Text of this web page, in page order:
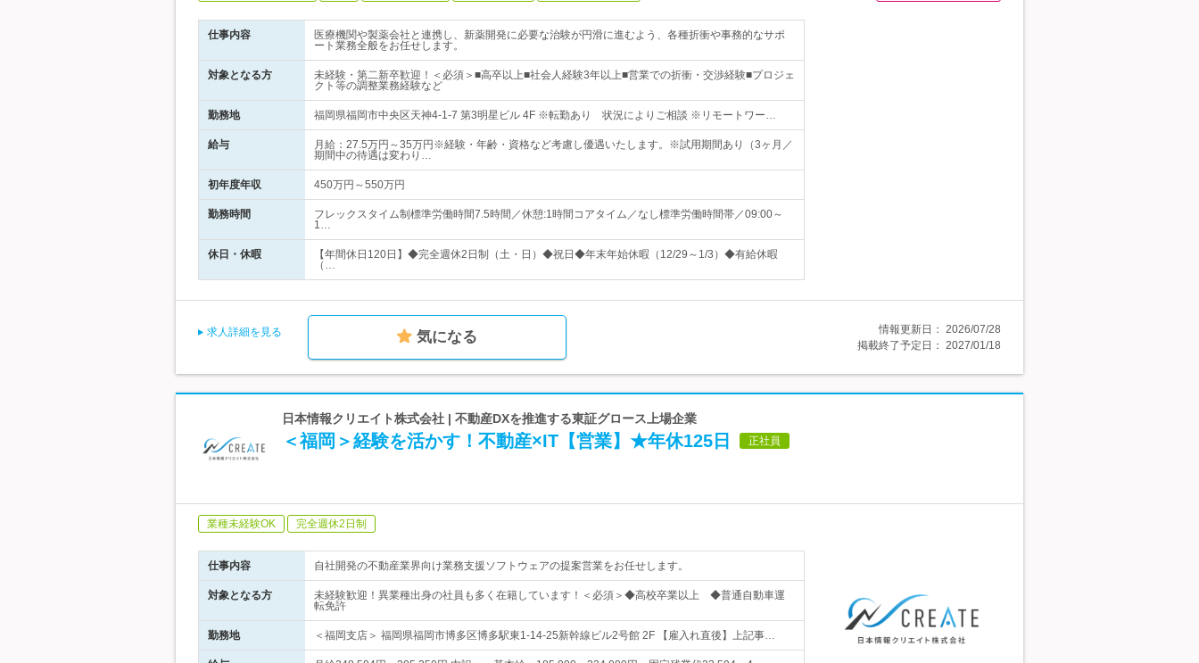
仕事内容
医療機関や製薬会社と連携し、新薬開発に必要な治験が円滑に進むよう、各種折衝や事務的なサポ
ート業務全般をお任せします。
対象となる方
未経験・第二新卒歓迎！＜必須＞■高卒以上■社会人経験3年以上■営業での折衝・交渉経験■プロジェ
クト等の調整業務経験など
勤務地 福岡県福岡市中央区天神4-1-7 第3明星ビル 4F ※転勤あり 状況によりご相談 ※リモートワー…
給与
月給：27.5万円～35万円※経験・年齢・資格など考慮し優遇いたします。※試用期間あり（3ヶ月／
期間中の待遇は変わり…
初年度年収 450万円～550万円
勤務時間
フレックスタイム制標準労働時間7.5時間／休憩:1時間コアタイム／なし標準労働時間帯／09:00～
1…
休日・休暇
【年間休日120日】◆完全週休2日制（土・日）◆祝日◆年末年始休暇（12/29～1/3）◆有給休暇
（…
求人詳細を見る 気になる 情報更新日： 2026/07/28
掲載終了予定日： 2027/01/18
日本情報クリエイト株式会社 | 不動産DXを推進する東証グロース上場企業
＜福岡＞経験を活かす！不動産×IT【営業】★年休125日 正社員
業種未経験OK 完全週休2日制
仕事内容 自社開発の不動産業界向け業務支援ソフトウェアの提案営業をお任せします。
対象となる方
未経験歓迎！異業種出身の社員も多く在籍しています！＜必須＞◆高校卒業以上 ◆普通自動車運
転免許
勤務地 ＜福岡支店＞ 福岡県福岡市博多区博多駅東1-14-25新幹線ビル2号館 2F 【雇入れ直後】上記事…